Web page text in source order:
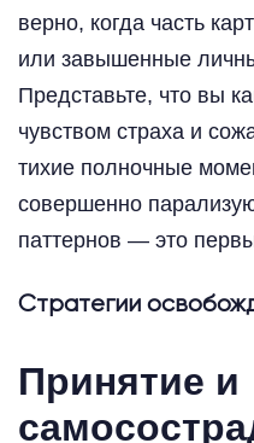
верно, когда часть
или завышенные
Представьте, что вы
чувством страха и
тихие полночные
совершенно
паттернов — это
Стратегии
Принятие и